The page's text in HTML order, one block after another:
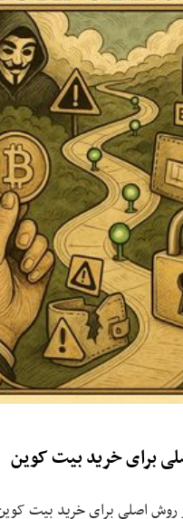
برای خرید بیت کوین
روش اصلی برای خرید بیت